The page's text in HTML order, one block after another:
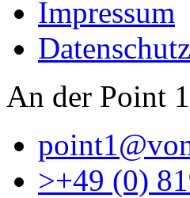
Impressum
Datenschutz
An der Point
>+49 (0)